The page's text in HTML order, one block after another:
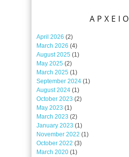
ΑΡΧΕΙΟ
April 2026 (2)
March 2026 (4)
August 2025 (1)
May 2025 (2)
March 2025 (1)
September 2024 (1)
August 2024 (1)
October 2023 (2)
May 2023 (1)
March 2023 (2)
January 2023 (1)
November 2022 (1)
October 2022 (3)
March 2020 (1)